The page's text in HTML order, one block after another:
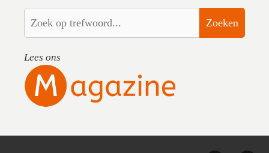
Zoeken
Lees ons